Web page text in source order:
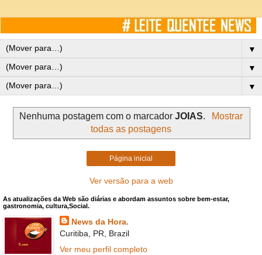
▼
▼
▼
Nenhuma postagem com o marcadorJOIAS.
Mostrar
todas as postagens
Página inicial
Ver versão para a web
As atualizações da Web são diárias e abordam assuntos sobre bem-estar,
gastronomia, cultura,Social.
News da Hora.
Curitiba, PR, Brazil
Ver meu perfil completo